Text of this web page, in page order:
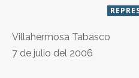
Villahermosa Tabasco
7 de julio del 2006